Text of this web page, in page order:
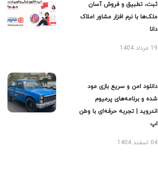
ثبت، تطبیق و فروش آسان
ملک‌ها با نرم افزار مشاور املاک
دانا
19 مرداد 1404
دانلود امن و سریع بازی مود
شده و برنامه‌های پرمیوم
اندروید | تجربه حرفه‌ای با وطن
اپ
04 اسفند 1404